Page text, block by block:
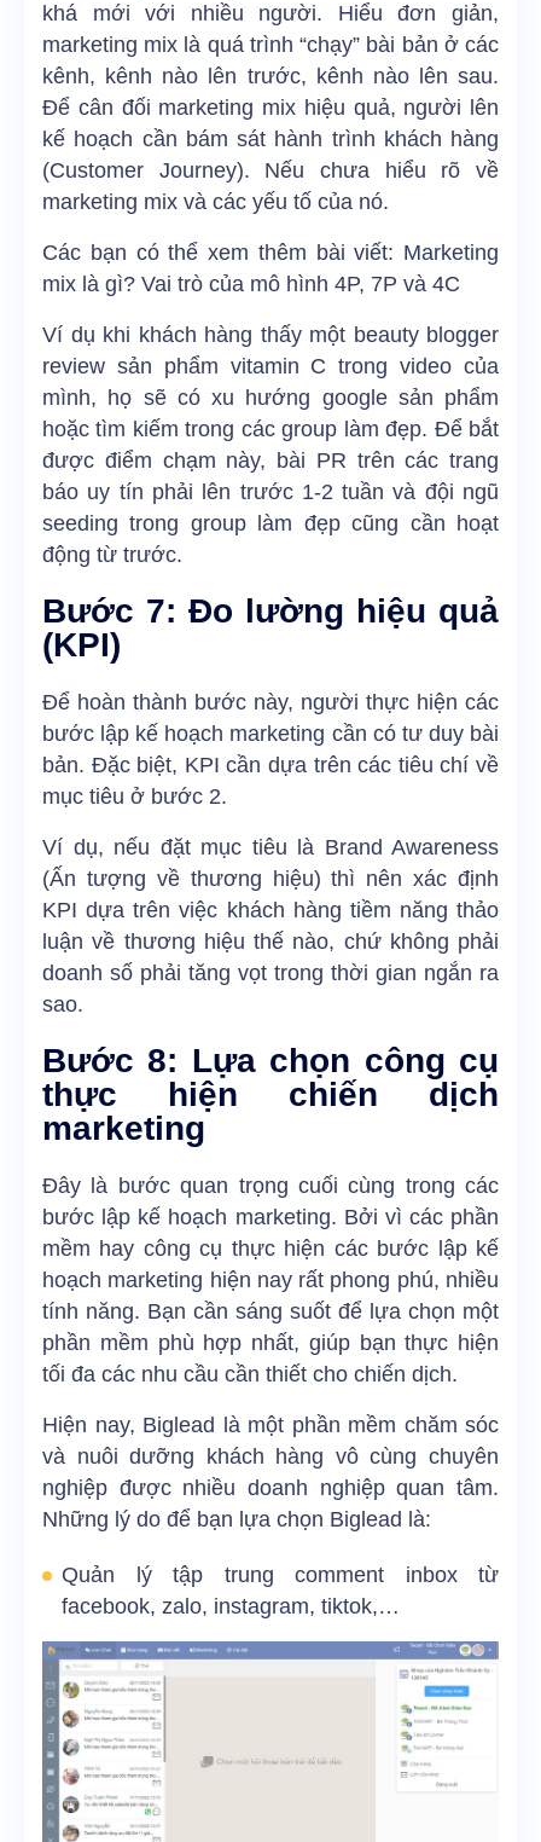
khá mới với nhiều người. Hiểu đơn giản,
marketing mix là quá trình “chạy” bài bản ở các
kênh, kênh nào lên trước, kênh nào lên sau.
Để cân đối marketing mix hiệu quả, người lên
kế hoạch cần bám sát hành trình khách hàng
(Customer Journey). Nếu chưa hiểu rõ về
marketing mix và các yếu tố của nó.
Các bạn có thể xem thêm bài viết: Marketing
mix là gì? Vai trò của mô hình 4P, 7P và 4C
Ví dụ khi khách hàng thấy một beauty blogger
review sản phẩm vitamin C trong video của
mình, họ sẽ có xu hướng google sản phẩm
hoặc tìm kiếm trong các group làm đẹp. Để bắt
được điểm chạm này, bài PR trên các trang
báo uy tín phải lên trước 1-2 tuần và đội ngũ
seeding trong group làm đẹp cũng cần hoạt
động từ trước.
Bước 7: Đo lường hiệu quả
(KPI)
Để hoàn thành bước này, người thực hiện các
bước lập kế hoạch marketing cần có tư duy bài
bản. Đặc biệt, KPI cần dựa trên các tiêu chí về
mục tiêu ở bước 2.
Ví dụ, nếu đặt mục tiêu là Brand Awareness
(Ấn tượng về thương hiệu) thì nên xác định
KPI dựa trên việc khách hàng tiềm năng thảo
luận về thương hiệu thế nào, chứ không phải
doanh số phải tăng vọt trong thời gian ngắn ra
sao.
Bước 8: Lựa chọn công cụ
thực hiện chiến dịch
marketing
Đây là bước quan trọng cuối cùng trong các
bước lập kế hoạch marketing. Bởi vì các phần
mềm hay công cụ thực hiện các bước lập kế
hoạch marketing hiện nay rất phong phú, nhiều
tính năng. Bạn cần sáng suốt để lựa chọn một
phần mềm phù hợp nhất, giúp bạn thực hiện
tối đa các nhu cầu cần thiết cho chiến dịch.
Hiện nay, Biglead là một phần mềm chăm sóc
và nuôi dưỡng khách hàng vô cùng chuyên
nghiệp được nhiều doanh nghiệp quan tâm.
Những lý do để bạn lựa chọn Biglead là:
Quản lý tập trung comment inbox từ
facebook, zalo, instagram, tiktok,…